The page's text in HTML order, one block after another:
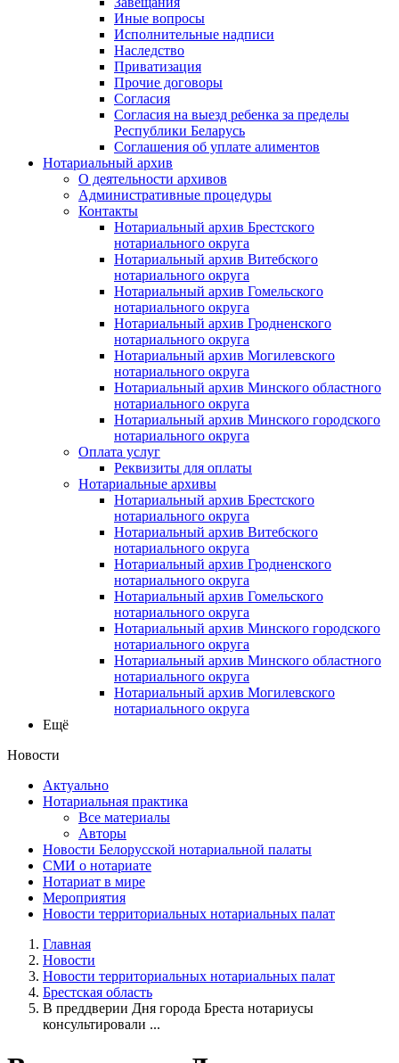
Иные вопросы
Исполнительные надписи
Наследство
Приватизация
Прочие договоры
Согласия
Согласия на выезд ребенка за пределы
Республики Беларусь
Соглашения об уплате алиментов
Нотариальный архив
О деятельности архивов
Административные процедуры
Контакты
Нотариальный архив Брестского
нотариального округа
Нотариальный архив Витебского
нотариального округа
Нотариальный архив Гомельского
нотариального округа
Нотариальный архив Гродненского
нотариального округа
Нотариальный архив Могилевского
нотариального округа
Нотариальный архив Минского областного
нотариального округа
Нотариальный архив Минского городского
нотариального округа
Оплата услуг
Реквизиты для оплаты
Нотариальные архивы
Нотариальный архив Брестского
нотариального округа
Нотариальный архив Витебского
нотариального округа
Нотариальный архив Гродненского
нотариального округа
Нотариальный архив Гомельского
нотариального округа
Нотариальный архив Минского городского
нотариального округа
Нотариальный архив Минского областного
нотариального округа
Нотариальный архив Могилевского
нотариального округа
Ещё
Новости
Актуально
Нотариальная практика
Все материалы
Авторы
Новости Белорусской нотариальной палаты
СМИ о нотариате
Нотариат в мире
Мероприятия
Новости территориальных нотариальных палат
Главная
Новости
Новости территориальных нотариальных палат
Брестская область
В преддверии Дня города Бреста нотариусы
консультировали ...